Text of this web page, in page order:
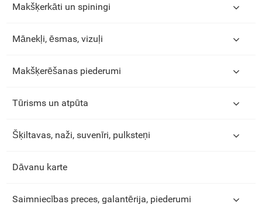
Makšķerkāti un spiningi
Mānekļi, ēsmas, vizuļi
Makšķerēšanas piederumi
Tūrisms un atpūta
Šķiltavas, naži, suvenīri, pulksteņi
Dāvanu karte
Saimniecības preces, galantērija, piederumi